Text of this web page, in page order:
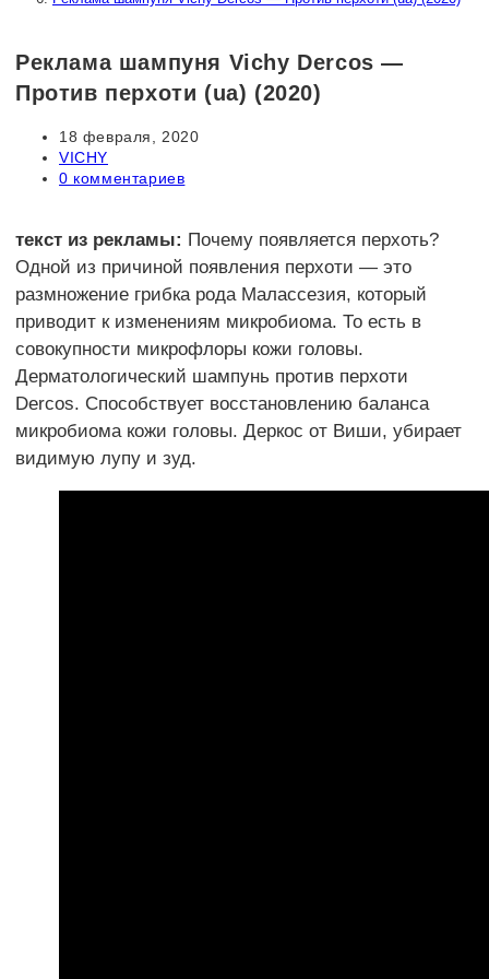
Реклама шампуня Vichy Dercos —
Против перхоти (ua) (2020)
Запись
опубликована:
18 февраля, 2020
Рубрика
записи:
VICHY
Комментарии
0 комментариев
текст из рекламы: Почему появляется перхоть?
Одной из причиной появления перхоти — это
размножение грибка рода Малассезия, который
приводит к изменениям микробиома. То есть в
совокупности микрофлоры кожи головы.
Дерматологический шампунь против перхоти
Dercos. Способствует восстановлению баланса
микробиома кожи головы. Деркос от Виши, убирает
видимую лупу и зуд.